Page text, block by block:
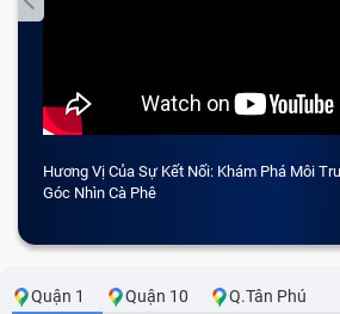
Hương Vị Của Sự Kết Nối: Khám Phá Môi
Góc Nhìn Cà Phê
Quận 1 Quận 10 Q.Tân Phú